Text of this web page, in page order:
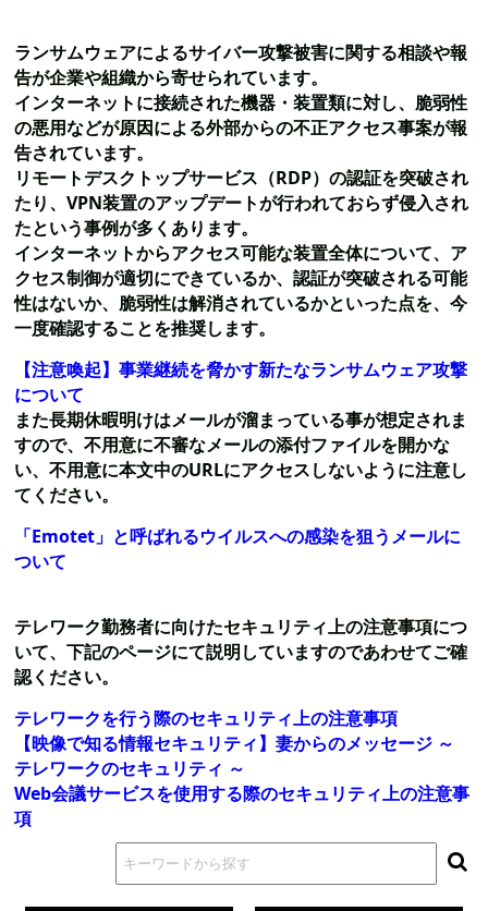
ランサムウェアによるサイバー攻撃被害に関する相談や報
告が企業や組織から寄せられています。
インターネットに接続された機器・装置類に対し、脆弱性
の悪用などが原因による外部からの不正アクセス事案が報
告されています。
リモートデスクトップサービス（RDP）の認証を突破され
たり、VPN装置のアップデートが行われておらず侵入され
たという事例が多くあります。
インターネットからアクセス可能な装置全体について、ア
クセス制御が適切にできているか、認証が突破される可能
性はないか、脆弱性は解消されているかといった点を、今
一度確認することを推奨します。
【注意喚起】事業継続を脅かす新たなランサムウェア攻撃
について
また長期休暇明けはメールが溜まっている事が想定されま
すので、不用意に不審なメールの添付ファイルを開かな
い、不用意に本文中のURLにアクセスしないように注意し
てください。
「Emotet」と呼ばれるウイルスへの感染を狙うメールに
ついて
テレワーク勤務者に向けたセキュリティ上の注意事項につ
いて、下記のページにて説明していますのであわせてご確
認ください。
テレワークを行う際のセキュリティ上の注意事項
【映像で知る情報セキュリティ】妻からのメッセージ ～
テレワークのセキュリティ ～
Web会議サービスを使用する際のセキュリティ上の注意事
項